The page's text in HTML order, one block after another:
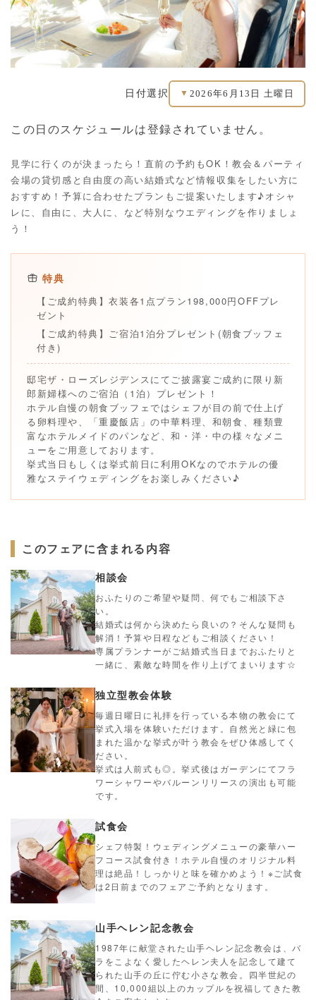
日付選択 ▼ 2026年6月13日 土曜日
この日のスケジュールは登録されていません。
見学に行くのが決まったら！直前の予約もOK！教会＆パーティ
会場の貸切感と自由度の高い結婚式など情報収集をしたい方に
おすすめ！予算に合わせたプランもご提案いたします♪オシャ
レに、自由に、大人に、など特別なウエディングを作りましょ
う！
特典
【ご成約特典】衣装各1点プラン198,000円OFFプレ
ゼント
【ご成約特典】ご宿泊1泊分プレゼント(朝食ブッフェ
付き)
邸宅ザ・ローズレジデンスにてご披露宴ご成約に限り新
郎新婦様へのご宿泊（1泊）プレゼント！
ホテル自慢の朝食ブッフェではシェフが目の前で仕上げ
る卵料理や、「重慶飯店」の中華料理、和朝食、種類豊
富なホテルメイドのパンなど、和・洋・中の様々なメニ
ューをご用意しております。
挙式当日もしくは挙式前日に利用OKなのでホテルの優
雅なステイウェディングをお楽しみください♪
このフェアに含まれる内容
相談会
おふたりのご希望や疑問、何でもご相談下さ
い。
結婚式は何から決めたら良いの？そんな疑問も
解消！予算や日程などもご相談ください！
専属プランナーがご結婚式当日までおふたりと
一緒に、素敵な時間を作り上げてまいります☆
独立型教会体験
毎週日曜日に礼拝を行っている本物の教会にて
挙式入場を体験いただけます。自然光と緑に包
まれた温かな挙式が叶う教会をぜひ体感してく
ださい。
挙式は人前式も◎。挙式後はガーデンにてフラ
ワーシャワーやバルーンリリースの演出も可能
です。
試食会
シェフ特製！ウェディングメニューの豪華ハー
フコース試食付き！ホテル自慢のオリジナル料
理は絶品！しっかりと味を確かめよう！※ご試食
は2日前までのフェアご予約となります。
山手ヘレン記念教会
1987年に献堂された山手ヘレン記念教会は、バ
ラをこよなく愛したヘレン夫人を記念して建て
られた山手の丘に佇む小さな教会。四半世紀の
間、10,000組以上のカップルを祝福してきた教